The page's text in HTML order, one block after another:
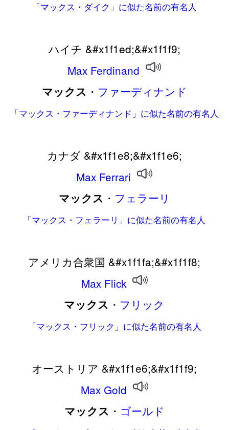
「マックス・ダイク」に似た名前の有名人
ハイチ &#x1f1ed;&#x1f1f9;
Max Ferdinand
マックス ・ ファーディナンド
「マックス・ファーディナンド」に似た名前の有名人
カナダ &#x1f1e8;&#x1f1e6;
Max Ferrari
マックス ・ フェラーリ
「マックス・フェラーリ」に似た名前の有名人
アメリカ合衆国 &#x1f1fa;&#x1f1f8;
Max Flick
マックス ・ フリック
「マックス・フリック」に似た名前の有名人
オーストリア &#x1f1e6;&#x1f1f9;
Max Gold
マックス ・ ゴールド